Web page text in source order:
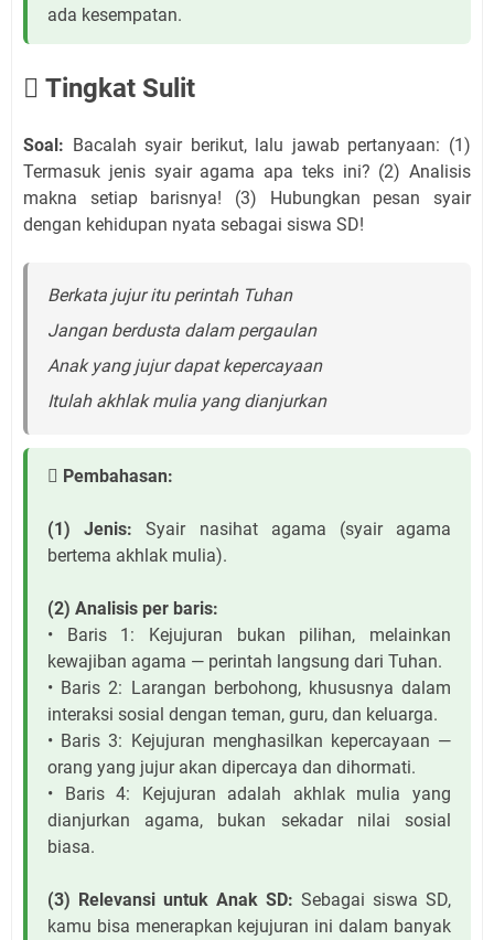
ada kesempatan.
 Tingkat Sulit
Soal: Bacalah syair berikut, lalu jawab pertanyaan: (1)
Termasuk jenis syair agama apa teks ini? (2) Analisis
makna setiap barisnya! (3) Hubungkan pesan syair
dengan kehidupan nyata sebagai siswa SD!
Berkata jujur itu perintah Tuhan
Jangan berdusta dalam pergaulan
Anak yang jujur dapat kepercayaan
Itulah akhlak mulia yang dianjurkan
 Pembahasan:
(1) Jenis: Syair nasihat agama (syair agama
bertema akhlak mulia).
(2) Analisis per baris:
• Baris 1: Kejujuran bukan pilihan, melainkan
kewajiban agama — perintah langsung dari Tuhan.
• Baris 2: Larangan berbohong, khususnya dalam
interaksi sosial dengan teman, guru, dan keluarga.
• Baris 3: Kejujuran menghasilkan kepercayaan —
orang yang jujur akan dipercaya dan dihormati.
• Baris 4: Kejujuran adalah akhlak mulia yang
dianjurkan agama, bukan sekadar nilai sosial
biasa.
(3) Relevansi untuk Anak SD: Sebagai siswa SD,
kamu bisa menerapkan kejujuran ini dalam banyak